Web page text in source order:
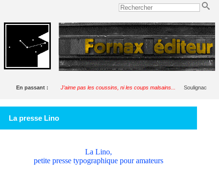
En passant : J’aime pas les coussins, ni les coups malsains... Soulignac
La presse Lino
La Lino,
petite presse typographique pour amateurs